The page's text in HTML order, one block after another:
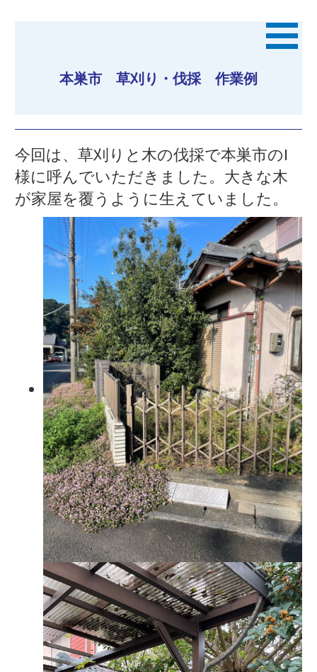
本巣市 草刈り・伐採 作業例
今回は、草刈りと木の伐採で本巣市のI
様に呼んでいただきました。大きな木
が家屋を覆うように生えていました。